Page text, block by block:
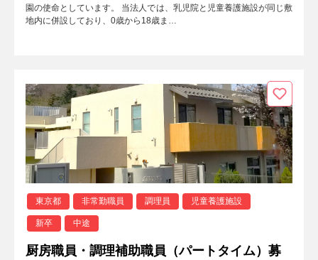
園の使命としています。 当法人では、乳児院と児童養護施設が同じ敷
地内に併設しており、0歳から18歳ま…
東京都 非常勤職員 調理員 児童養護施設
新卒 中途
厨房職員・調理補助職員（パートタイム）募